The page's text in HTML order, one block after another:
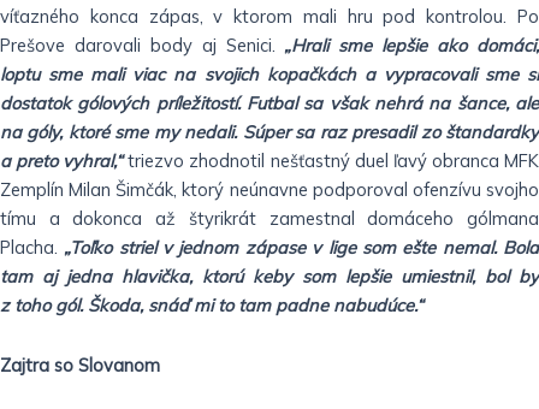
víťazného konca zápas, v ktorom mali hru pod kontrolou. Po
Prešove darovali body aj Senici. „Hrali sme lepšie ako domáci,
loptu sme mali viac na svojich kopačkách a vypracovali sme si
dostatok gólových príležitostí. Futbal sa však nehrá na šance, ale
na góly, ktoré sme my nedali. Súper sa raz presadil zo štandardky
a preto vyhral,“triezvo zhodnotil nešťastný duel ľavý obranca MFK
Zemplín Milan Šimčák, ktorý neúnavne podporoval ofenzívu svojho
tímu a dokonca až štyrikrát zamestnal domáceho gólmana
Placha. „Toľko striel v jednom zápase v lige som ešte nemal. Bola
tam aj jedna hlavička, ktorú keby som lepšie umiestnil, bol by
z toho gól. Škoda, snáď mi to tam padne nabudúce.“
Zajtra so Slovanom